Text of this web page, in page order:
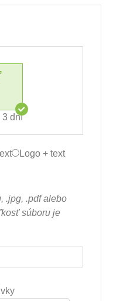
3 dní
Logo + text
.jpg, .pdf alebo
súboru je